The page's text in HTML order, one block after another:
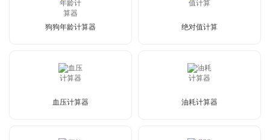
狗狗年龄计算器 绝对值计算
血压计算器 油耗计算器